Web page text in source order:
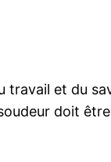
travail et du
doit